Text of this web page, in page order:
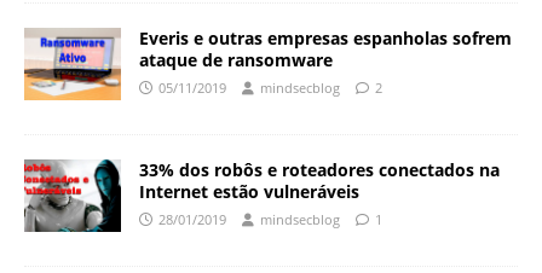
Everis e outras empresas espanholas sofrem
ataque de ransomware
05/11/2019 mindsecblog 2
33% dos robôs e roteadores conectados na
Internet estão vulneráveis
28/01/2019 mindsecblog 1